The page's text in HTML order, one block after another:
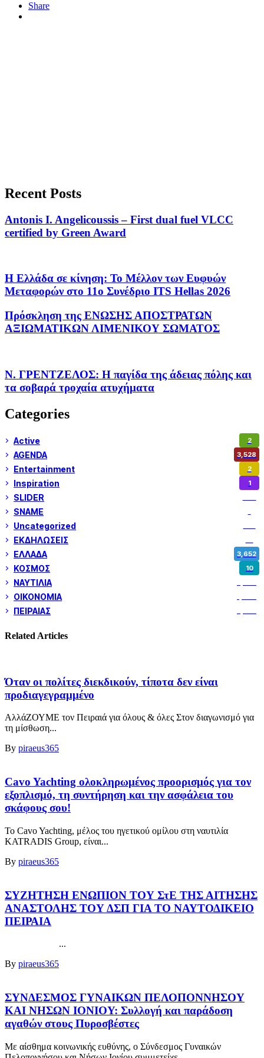
Share
Recent Posts
Antonis I. Angelicoussis – First dual fuel VLCC
certified by Green Award
H Eλλάδα σε κίνηση: Το Μέλλον των Ευφυών
Μεταφορών στο 11ο Συνέδριο ITS Hellas 2026
Πρόσκληση της ΕΝΩΣΗΣ ΑΠΟΣΤΡΑΤΩΝ
ΑΞΙΩΜΑΤΙΚΩΝ ΛΙΜΕΝΙΚΟΥ ΣΩΜΑΤΟΣ
Ν. ΓΡΕΝΤΖΕΛΟΣ: Η παγίδα της άδειας πόλης και
τα σοβαρά τροχαία ατυχήματα
Categories
Active 2
AGENDA 3,528
Entertainment 2
Inspiration 1
SLIDER
SNAME
Uncategorized
ΕΚΔΗΛΩΣΕΙΣ
ΕΛΛΑΔΑ 3,652
ΚΟΣΜΟΣ 10
ΝΑΥΤΙΛΙΑ
ΟΙΚΟΝΟΜΙΑ
ΠΕΙΡΑΙΑΣ
Related Articles
Όταν οι πολίτες διεκδικούν, τίποτα δεν είναι
προδιαγεγραμμένο
ΑλλάΖΟΥΜΕ τον Πειραιά για όλους & όλες Στον διαγωνισμό για
τη μίσθωση...
By piraeus365
Cavo Yachting ολοκληρωμένος προορισμός για τον
εξοπλισμό, τη συντήρηση και την ασφάλεια του
σκάφους σου!
Το Cavo Yachting, μέλος του ηγετικού ομίλου στη ναυτιλία
KATRADIS Group, είναι...
By piraeus365
ΣΥΖΗΤΗΣΗ ΕΝΩΠΙΟΝ ΤΟΥ ΣτΕ ΤΗΣ ΑΙΤΗΣΗΣ
ΑΝΑΣΤΟΛΗΣ ΤΟΥ ΔΣΠ ΓΙΑ ΤΟ ΝΑΥΤΟΔΙΚΕΙΟ
ΠΕΙΡΑΙΑ
...
By piraeus365
ΣΥΝΔΕΣΜΟΣ ΓΥΝΑΙΚΩΝ ΠΕΛΟΠΟΝΝΗΣΟΥ
ΚΑΙ ΝΗΣΩΝ ΙΟΝΙΟΥ: Συλλογή και παράδοση
αγαθών στους Πυροσβέστες
Με αίσθημα κοινωνικής ευθύνης, ο Σύνδεσμος Γυναικών